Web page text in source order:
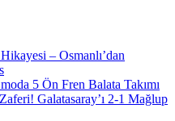
– Osmanlı’dan
5 Ön Fren Balata Takımı
Galatasaray’ı 2-1 Mağlup